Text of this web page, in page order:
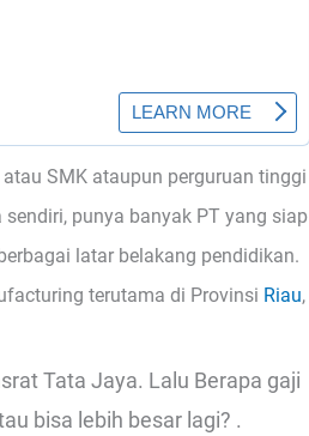
SMK ataupun perguruan tinggi
punya banyak PT yang siap
latar belakang pendidikan.
terutama di Provinsi Riau,
Tata Jaya. Lalu Berapa gaji
bisa lebih besar lagi? .